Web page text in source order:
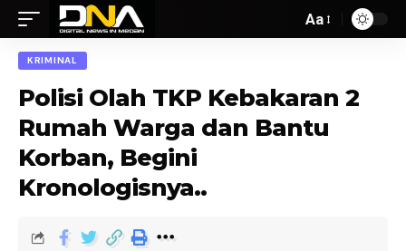
Aa
KRIMINAL
Polisi Olah TKP Kebakaran 2
Rumah Warga dan Bantu
Korban, Begini
Kronologisnya..